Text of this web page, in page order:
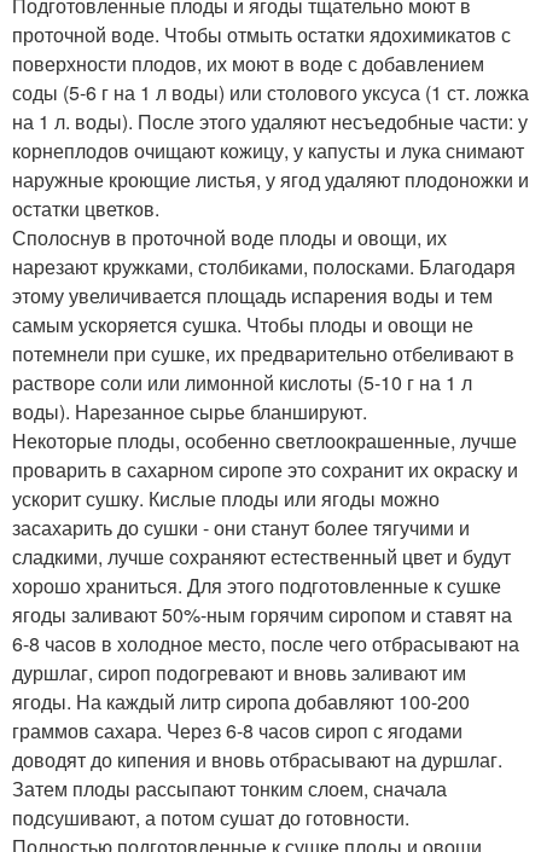
Подготовленные плоды и ягоды тщательно моют в
проточной воде. Чтобы отмыть остатки ядохимикатов с
поверхности плодов, их моют в воде с добавлением
соды (5-6 г на 1 л воды) или столового уксуса (1 ст. ложка
на 1 л. воды). После этого удаляют несъедобные части: у
корнеплодов очищают кожицу, у капусты и лука снимают
наружные кроющие листья, у ягод удаляют плодоножки и
остатки цветков.
Сполоснув в проточной воде плоды и овощи, их
нарезают кружками, столбиками, полосками. Благодаря
этому увеличивается площадь испарения воды и тем
самым ускоряется сушка. Чтобы плоды и овощи не
потемнели при сушке, их предварительно отбеливают в
растворе соли или лимонной кислоты (5-10 г на 1 л
воды). Нарезанное сырье бланшируют.
Некоторые плоды, особенно светлоокрашенные, лучше
проварить в сахарном сиропе это сохранит их окраску и
ускорит сушку. Кислые плоды или ягоды можно
засахарить до сушки - они станут более тягучими и
сладкими, лучше сохраняют естественный цвет и будут
хорошо храниться. Для этого подготовленные к сушке
ягоды заливают 50%-ным горячим сиропом и ставят на
6-8 часов в холодное место, после чего отбрасывают на
дуршлаг, сироп подогревают и вновь заливают им
ягоды. На каждый литр сиропа добавляют 100-200
граммов сахара. Через 6-8 часов сироп с ягодами
доводят до кипения и вновь отбрасывают на дуршлаг.
Затем плоды рассыпают тонким слоем, сначала
подсушивают, а потом сушат до готовности.